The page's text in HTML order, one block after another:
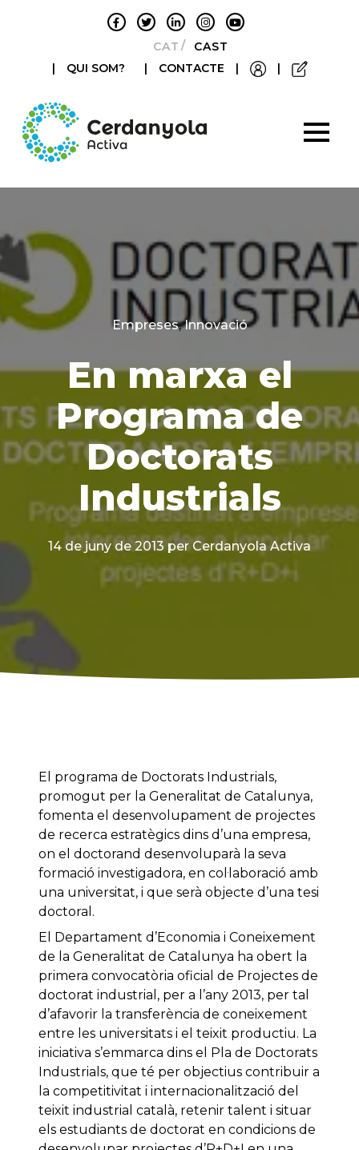
CATALÀCASTELLANO
|
QUI SOM? | CONTACTE | |
Categories
Empreses,Innovació
En marxa el
Programa de
Doctorats
Industrials
14 de juny de 2013 per Cerdanyola Activa
El programa de Doctorats Industrials,
promogut per la Generalitat de Catalunya,
fomenta el desenvolupament de projectes
de recerca estratègics dins d’una empresa,
on el doctorand desenvoluparà la seva
formació investigadora, en col·laboració amb
una universitat, i que serà objecte d’una tesi
doctoral.
El Departament d’Economia i Coneixement
de la Generalitat de Catalunya ha obert la
primera convocatòria oficial de Projectes de
doctorat industrial, per a l’any 2013, per tal
d’afavorir la transferència de coneixement
entre les universitats i el teixit productiu. La
iniciativa s’emmarca dins el Pla de Doctorats
Industrials, que té per objectius contribuir a
la competitivitat i internacionalització del
teixit industrial català, retenir talent i situar
els estudiants de doctorat en condicions de